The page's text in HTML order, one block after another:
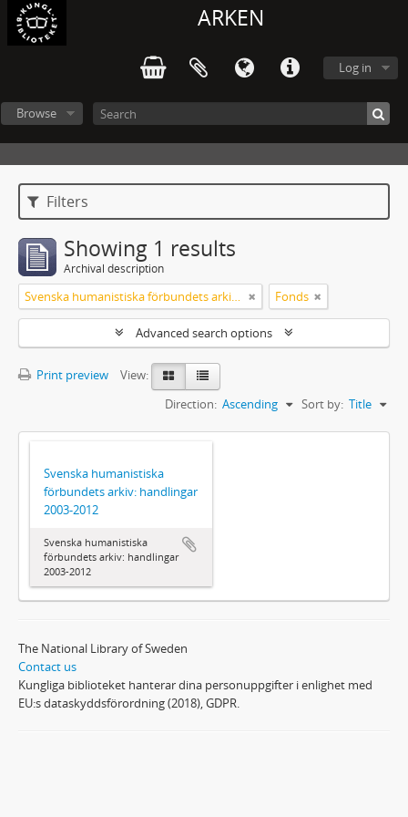
ARKEN
Log in
Browse
Filters
Showing 1 results
Archival description
Svenska humanistiska förbundets arkiv: handlingar 2003-2012 Fonds
Advanced search options
Print preview
View:
Sort by: Title
Direction: Ascending
Svenska humanistiska
förbundets arkiv: handlingar
2003-2012
Svenska humanistiska
förbundets arkiv: handlingar
2003-2012
The National Library of Sweden
Contact us
Kungliga biblioteket hanterar dina personuppgifter i enlighet med
EU:s dataskyddsförordning (2018), GDPR.